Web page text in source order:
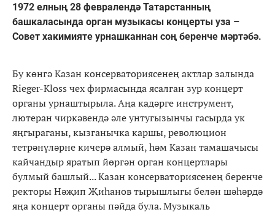
1972 елның 28 февралендә Татарстанның
башкаласында орган музыкасы концерты уза –
Совет хакимияте урнашканнан соң беренче мәртәбә.
Бу көнгә Казан консерваториясенең актлар залында
Rieger-Kloss чех фирмасында ясалган зур концерт
органы урнаштырыла. Аңа кадәрге инструмент,
лютеран чиркәвендә әле унтугызынчы гасырда ук
яңгыраганы, кызганычка каршы, революцион
тетрәнүләрне кичерә алмый, һәм Казан тамашачысы
кайчандыр яратып йөргән орган концертлары
булмый башлый... Казан консерваториясенең беренче
ректоры Нәҗип Җиһанов тырышлыгы белән шәһәрдә
яңа концерт органы пәйда була. Музыкаль